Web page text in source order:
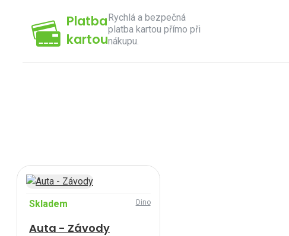
Platba
kartou
Rychlá a bezpečná
platba kartou přímo při
nákupu.
Skladem Dino
Auta - Závody